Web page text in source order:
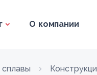
О компании